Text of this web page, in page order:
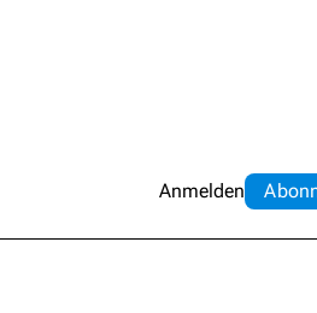
Anmelden Abo